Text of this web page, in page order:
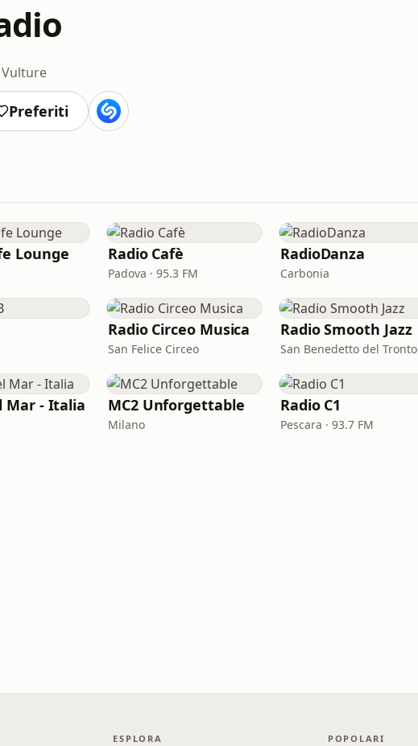
Preferiti
Lounge Radio Cafè
Padova · 95.3 FM
RadioDanza
Carbonia
Radio Circeo Musica
San Felice Circeo
Radio Smooth Jazz
San Benedetto del Tronto
Mar - Italia MC2 Unforgettable
Milano
Radio C1
Pescara · 93.7 FM
ESPLORA POPOLARI